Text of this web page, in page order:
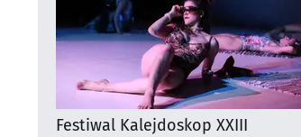
Festiwal Kalejdoskop XXIII